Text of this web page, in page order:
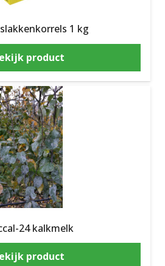
1 kg
product
24 kalkmelk
product